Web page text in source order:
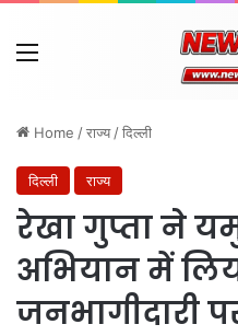
Menu
Home /राज्य /दिल्ली
दिल्ली राज्य
रेखा गुप्ता ने
अभियान में
जनभागीदारी